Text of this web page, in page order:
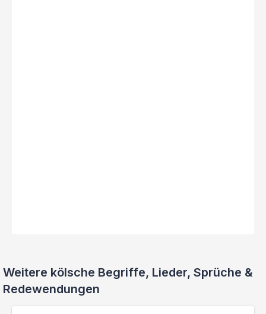
Weitere kölsche Begriffe, Lieder, Sprüche &
Redewendungen